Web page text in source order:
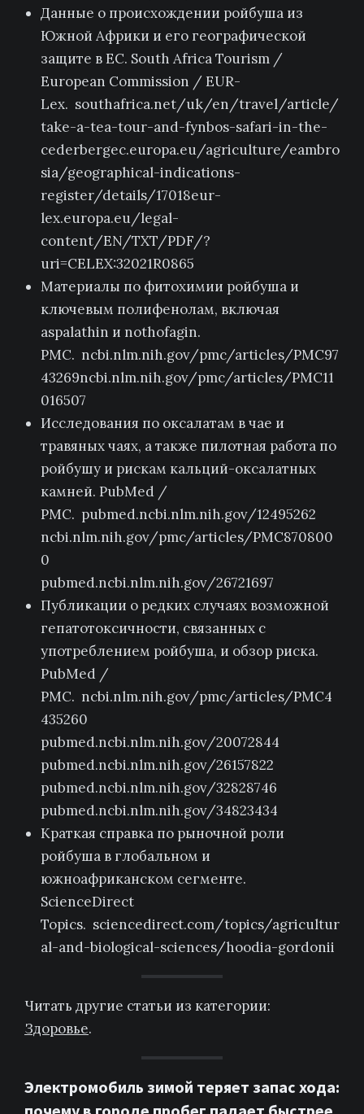
Данные о происхождении ройбуша из
Южной Африки и его географической
защите в ЕС. South Africa Tourism /
European Commission / EUR-
Lex. southafrica.net/uk/en/travel/article/
take-a-tea-tour-and-fynbos-safari-in-the-
cederbergec.europa.eu/agriculture/eambro
sia/geographical-indications-
register/details/17018eur-
lex.europa.eu/legal-
content/EN/TXT/PDF/?
uri=CELEX:32021R0865
Материалы по фитохимии ройбуша и
ключевым полифенолам, включая
aspalathin и nothofagin.
PMC. ncbi.nlm.nih.gov/pmc/articles/PMC97
43269ncbi.nlm.nih.gov/pmc/articles/PMC11
016507
Исследования по оксалатам в чае и
травяных чаях, а также пилотная работа по
ройбушу и рискам кальций-оксалатных
камней. PubMed /
PMC. pubmed.ncbi.nlm.nih.gov/12495262
ncbi.nlm.nih.gov/pmc/articles/PMC870800
0
pubmed.ncbi.nlm.nih.gov/26721697
Публикации о редких случаях возможной
гепатотоксичности, связанных с
употреблением ройбуша, и обзор риска.
PubMed /
PMC. ncbi.nlm.nih.gov/pmc/articles/PMC4
435260
pubmed.ncbi.nlm.nih.gov/20072844
pubmed.ncbi.nlm.nih.gov/26157822
pubmed.ncbi.nlm.nih.gov/32828746
pubmed.ncbi.nlm.nih.gov/34823434
Краткая справка по рыночной роли
ройбуша в глобальном и
южноафриканском сегменте.
ScienceDirect
Topics. sciencedirect.com/topics/agricultur
al-and-biological-sciences/hoodia-gordonii
Читать другие статьи из категории:
Здоровье.
Электромобиль зимой теряет запас хода: